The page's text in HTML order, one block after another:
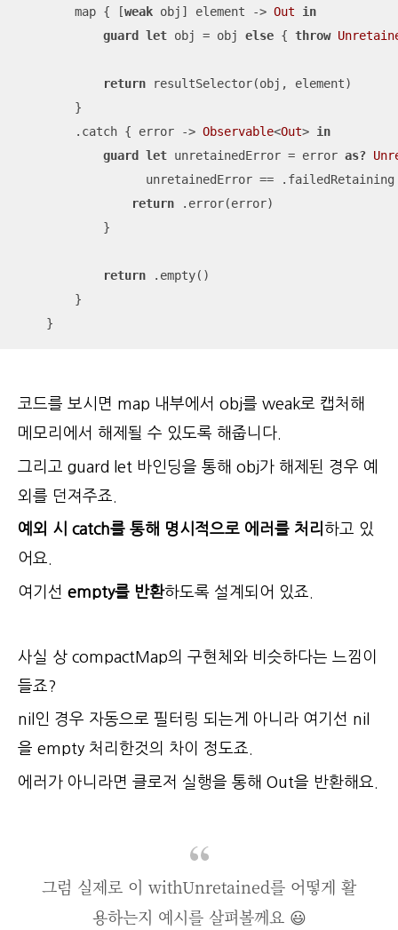
        map { [
weak obj] element -> Out
in
guard
let obj = obj else { throw
return resultSelector(obj, element)
        }
        .catch { error ->
Observable<Out> in
guard
let unretainedError = error as?
                  unretainedError
==
return .error(error)
            }
return .empty()
        }
    }
코드를 보시면 map 내부에서 obj를 weak로 캡처해
메모리에서 해제될 수 있도록 해줍니다.
그리고 guard let 바인딩을 통해 obj가 해제된 경우 예
외를 던져주죠.
예외 시 catch를 통해 명시적으로 에러를 처리 하고 있
어요.
여기선 empty를 반환하도록 설계되어 있죠.
사실 상 compactMap의 구현체와 비슷하다는 느낌이
들죠?
nil인 경우 자동으로 필터링 되는게 아니라 여기선 nil
을 empty 처리한것의 차이 정도죠.
에러가 아니라면 클로저 실행을 통해 Out을 반환해요.
그럼 실제로 이 withUnretained를 어떻게 활
용하는지 예시를 살펴볼께요 😃